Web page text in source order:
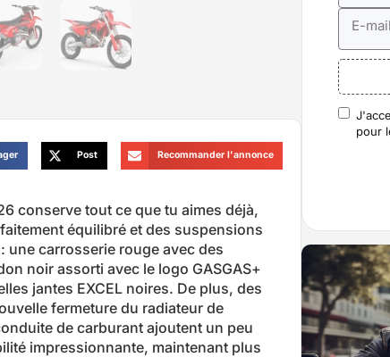
Post Recommander l'annonce
conserve tout ce que tu aimes déjà,
équilibré et des suspensions
une carrosserie rouge avec des
noir assorti avec le logo GASGAS+
jantes EXCEL noires. De plus, des
fermeture du radiateur de
de carburant ajoutent un peu
impressionnante, maintenant plus
E-mail
RGPD
pour